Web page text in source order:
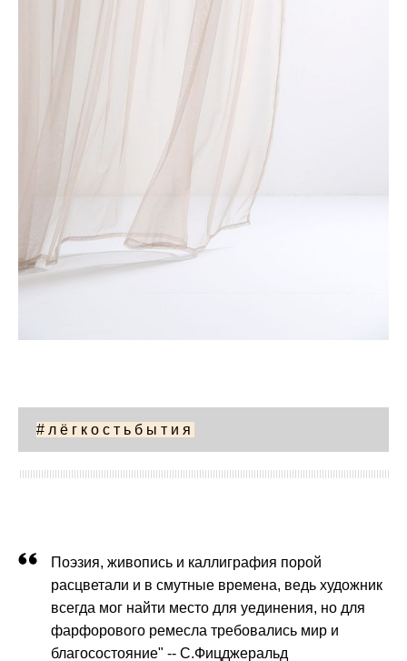
#лёгкостьбытия
Поэзия, живопись и каллиграфия порой
расцветали и в смутные времена, ведь художник
всегда мог найти место для уединения, но для
фарфорового ремесла требовались мир и
благосостояние" -- С.Фицджеральд